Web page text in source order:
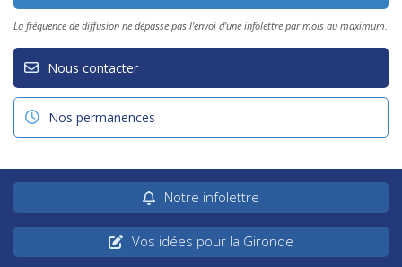
La fréquence de diffusion ne dépasse pas l'envoi d'une infolettre par mois au maximum.
Nous contacter
Nos permanences
Notre infolettre
Vos idées pour la Gironde